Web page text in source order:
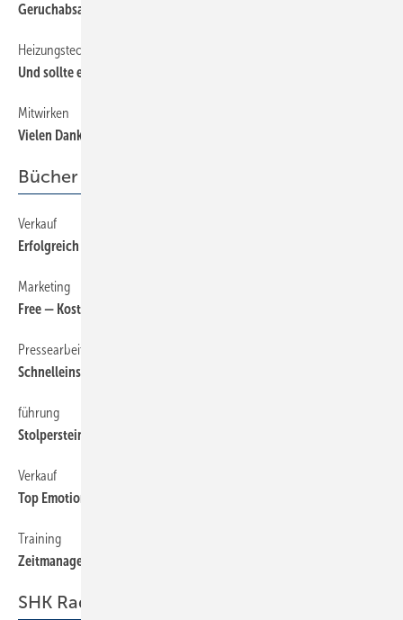
Geruchabsaugung Marke Eigenbau
Heizungstechnik
Und sollte es nicht warm genug sein...
Mitwirken
Vielen Dank für Ihre Leserbriefe
Bücher + Medien
Verkauf
Erfolgreich verhandeln — Erfolgreich verkaufen
Marketing
Free — Kostenlos
Pressearbeit
Schnelleinstieg PR
führung
Stolpersteine in der Mitarbeiterführung
Verkauf
Top Emotional Selling
Training
Zeitmanagement
SHK Radar